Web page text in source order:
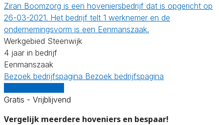
Ziran Boomzorg is een hoveniersbedrijf dat is opgericht op
26-03-2021. Het bedrijf telt 1 werknemer en de
ondernemingsvorm is een Eenmanszaak.
Werkgebied Steenwijk
4 jaar in bedrijf
Eenmanszaak
Bezoek bedrijfspagina Bezoek bedrijfspagina
Gratis - Vrijblijvend
Vergelijk meerdere hoveniers en bespaar!